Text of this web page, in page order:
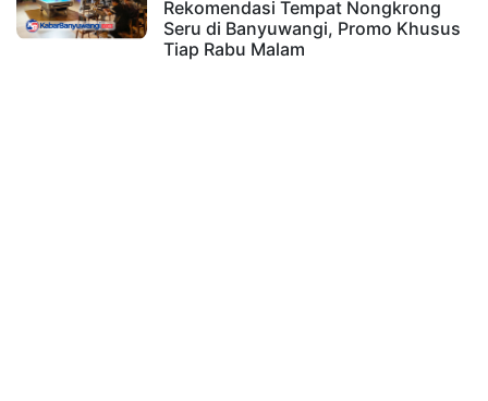
Rekomendasi Tempat Nongkrong
Seru di Banyuwangi, Promo Khusus
Tiap Rabu Malam